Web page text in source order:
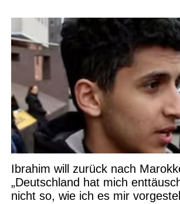
Ibrahim will zurück nach
„Deutschland hat mich
nicht so, wie ich es mir